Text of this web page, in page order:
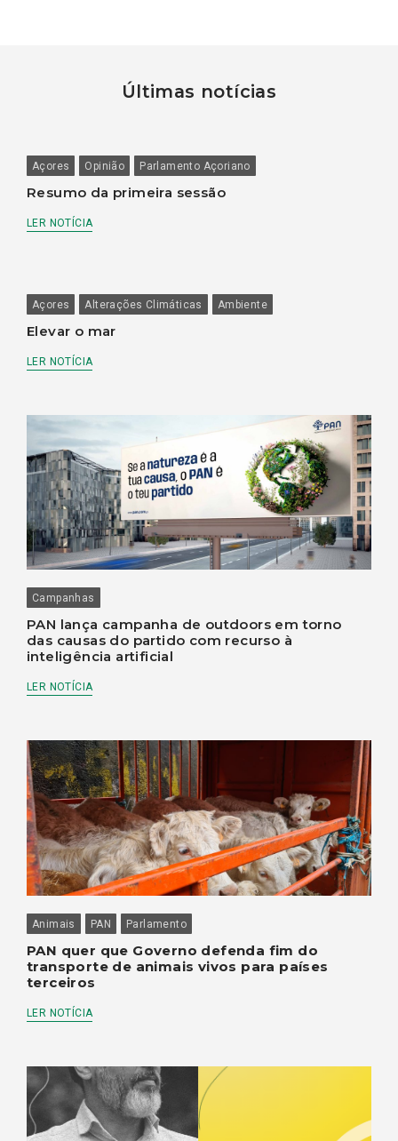
Últimas notícias
Açores Opinião Parlamento Açoriano
Resumo da primeira sessão
LER NOTÍCIA
Açores Alterações Climáticas Ambiente
Elevar o mar
LER NOTÍCIA
Campanhas
PAN lança campanha de outdoors em torno
das causas do partido com recurso à
inteligência artificial
LER NOTÍCIA
Animais PAN Parlamento
PAN quer que Governo defenda fim do
transporte de animais vivos para países
terceiros
LER NOTÍCIA